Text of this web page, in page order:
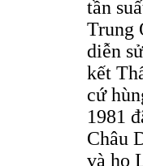
tần
Trung
diễn
kết
cứ
1981
Châu
và họ